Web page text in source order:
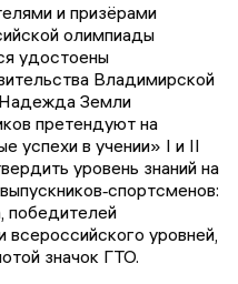
и призёрами
олимпиады
удостоены
Владимирской
Земли
претендуют на
успехи в учении» I и II
уровень знаний на
победителей
всероссийского уровней,
значок ГТО.